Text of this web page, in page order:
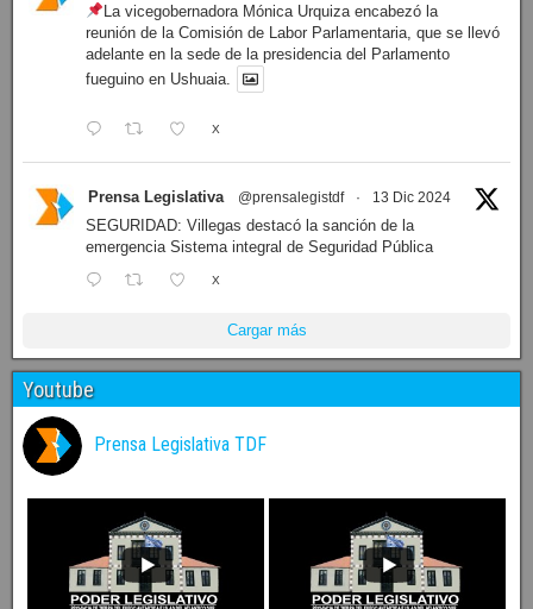
La vicegobernadora Mónica Urquiza encabezó la
reunión de la Comisión de Labor Parlamentaria, que se llevó
adelante en la sede de la presidencia del Parlamento
fueguino en Ushuaia.
X
Prensa Legislativa @prensalegistdf · 13 Dic 2024
SEGURIDAD: Villegas destacó la sanción de la
emergencia Sistema integral de Seguridad Pública
X
Cargar más
Youtube
Prensa Legislativa TDF